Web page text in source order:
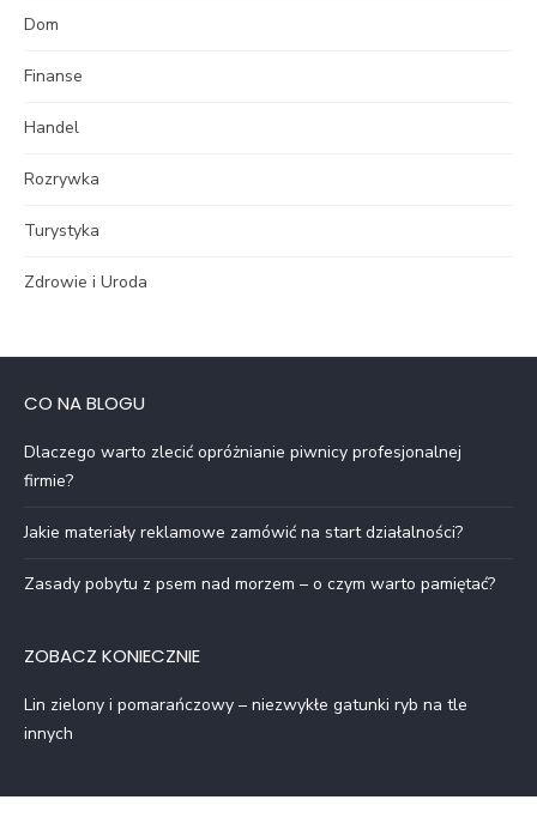
Dom
Finanse
Handel
Rozrywka
Turystyka
Zdrowie i Uroda
CO NA BLOGU
Dlaczego warto zlecić opróżnianie piwnicy profesjonalnej
firmie?
Jakie materiały reklamowe zamówić na start działalności?
Zasady pobytu z psem nad morzem – o czym warto pamiętać?
ZOBACZ KONIECZNIE
Lin zielony i pomarańczowy – niezwykłe gatunki ryb na tle
innych